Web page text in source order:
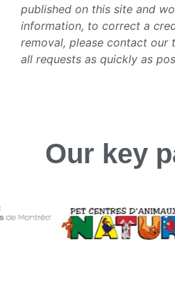
published on this site and
information, to correct a
removal, please contact our
all requests as quickly as
Our key